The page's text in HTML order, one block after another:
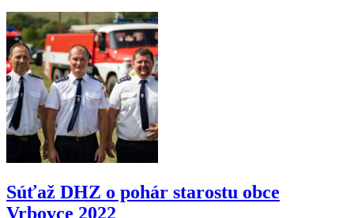
Súťaž DHZ o pohár starostu obce
Vrbovce 2022